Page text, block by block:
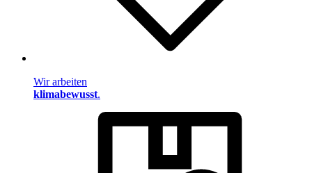
Wir arbeiten
klimabewusst.